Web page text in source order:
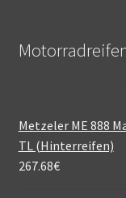
Metzeler ME 888
TL (Hinterreifen)
267.68€